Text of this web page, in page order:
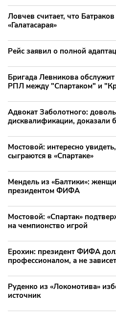
Ловчев считает, что
«Галатасарая»
Рейс заявил о полной
Бригада Левникова обслужит
РПЛ между "Спартаком" и
Адвокат Заболотного:
дисквалификации, доказали
Мостовой: интересно
сыграются в «Спартаке»
Мендель из «Балтики»:
президентом ФИФА
Мостовой: «Спартак»
на чемпионство игрой
Ерохин: президент ФИФА
профессионалом, а не
Руденко из «Локомотива»
источник